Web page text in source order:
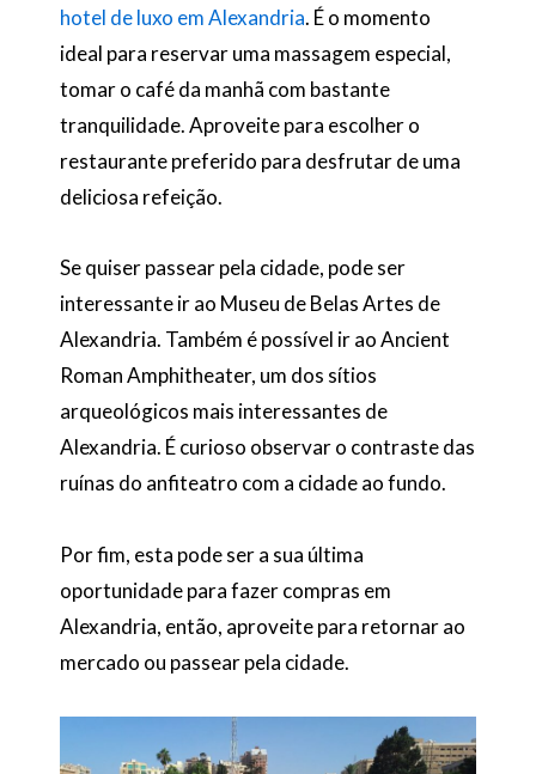
hotel de luxo em Alexandria. É o momento
ideal para reservar uma massagem especial,
tomar o café da manhã com bastante
tranquilidade. Aproveite para escolher o
restaurante preferido para desfrutar de uma
deliciosa refeição.
Se quiser passear pela cidade, pode ser
interessante ir ao Museu de Belas Artes de
Alexandria. Também é possível ir ao Ancient
Roman Amphitheater, um dos sítios
arqueológicos mais interessantes de
Alexandria. É curioso observar o contraste das
ruínas do anfiteatro com a cidade ao fundo.
Por fim, esta pode ser a sua última
oportunidade para fazer compras em
Alexandria, então, aproveite para retornar ao
mercado ou passear pela cidade.